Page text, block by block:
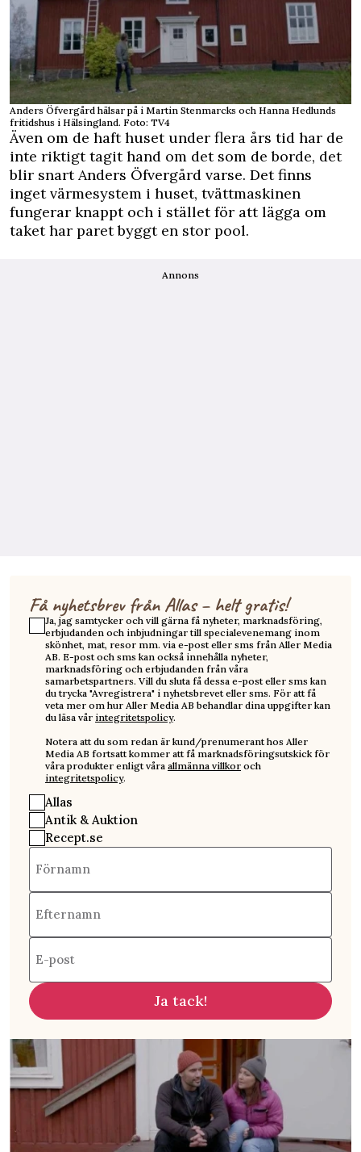
Anders Öfvergård hälsar på i Martin Stenmarcks och Hanna Hedlunds
fritidshus i Hälsingland. Foto: TV4
Även om de haft huset under flera års tid har de
inte riktigt tagit hand om det som de borde, det
blir snart Anders Öfvergård varse. Det finns
inget värmesystem i huset, tvättmaskinen
fungerar knappt och i stället för att lägga om
taket har paret byggt en stor pool.
Annons
Få nyhetsbrev från Allas – helt gratis!
Ja, jag samtycker och vill gärna få nyheter, marknadsföring,
erbjudanden och inbjudningar till specialevenemang inom
skönhet, mat, resor mm. via e-post eller sms från Aller Media
AB. E-post och sms kan också innehålla nyheter,
marknadsföring och erbjudanden från våra
samarbetspartners. Vill du sluta få dessa e-post eller sms kan
du trycka "Avregistrera" i nyhetsbrevet eller sms. För att få
veta mer om hur Aller Media AB behandlar dina uppgifter kan
du läsa vår integritetspolicy.
Notera att du som redan är kund/prenumerant hos Aller
Media AB fortsatt kommer att få marknadsföringsutskick för
våra produkter enligt våra allmänna villkor och
integritetspolicy.
Allas
Antik & Auktion
Recept.se
Förnamn
Efternamn
E-post
Ja tack!